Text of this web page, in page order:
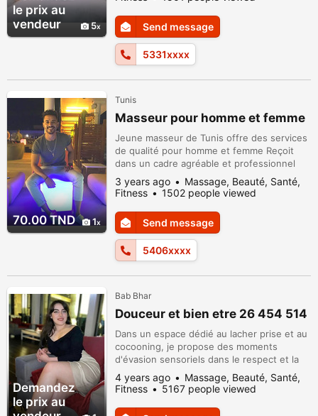
le prix au
vendeur
5
confortables... Pour plus d'informations,
appelez le : 53310085
Send message
5331xxxx
70.00 TND 1
Tunis
Masseur pour homme et femme
Jeune masseur de Tunis offre des services
de qualité pour homme et femme Reçoit
dans un cadre agréable et professionnel
Welcome to the best
3 years ago
Massage, Beauté, Santé,
Fitness
1502 people viewed
Send message
5406xxxx
Demandez
le prix au
Bab Bhar
Douceur et bien etre 26 454 514
Dans un espace dédié au lacher prise et au
cocooning, je propose des moments
d'évasion sensoriels dans le respect et la
douceur . Je reçois 7 jours/7 . Bouchera 26
454 514
4 years ago
Massage, Beauté, Santé,
Fitness
5167 people viewed